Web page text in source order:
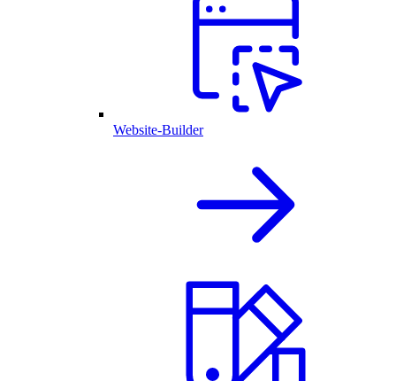
Website-Builder